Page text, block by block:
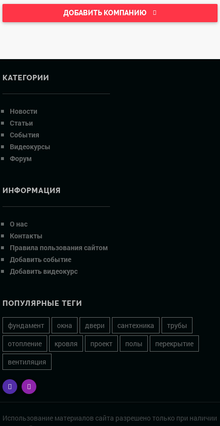
ДОБАВИТЬ КОМПАНИЮ
КАТЕГОРИИ
Новости
Статьи
События
Видеокурсы
Форум
ИНФОРМАЦИЯ
О нас
Контакты
Правила пользования сайтом
Добавить событие
Добавить видеокурс
ПОПУЛЯРНЫЕ ТЕГИ
фундамент окна двери сантехника
трубы
отопление
кровля проект полы
перекрытие
вентиляция
Использование материалов сайта разрешено только при наличии